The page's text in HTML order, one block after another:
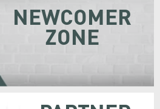
NEWCOMER
ZONE